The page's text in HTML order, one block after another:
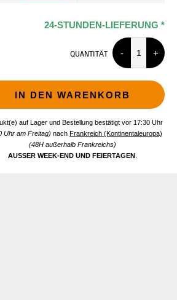
24-STUNDEN-LIEFERUNG *
QUANTITÄT
IN DEN WARENKORB
auf Lager und Bestellung bestätigt vor 17:30 Uhr
Uhr am Freitag) nach Frankreich (Kontinentaleuropa)
(48H außerhalb Frankreichs)
AUSSER WEEK-END UND FEIERTAGEN